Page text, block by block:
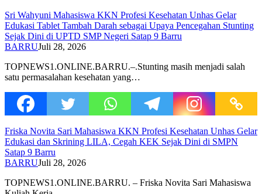
Sri Wahyuni Mahasiswa KKN Profesi Kesehatan Unhas Gelar
Edukasi Tablet Tambah Darah sebagai Upaya Pencegahan Stunting
Sejak Dini di UPTD SMP Negeri Satap 9 Barru
BARRUJuli 28, 2026
TOPNEWS1.ONLINE.BARRU.–.Stunting masih menjadi salah
satu permasalahan kesehatan yang…
Friska Novita Sari Mahasiswa KKN Profesi Kesehatan Unhas Gelar
Edukasi dan Skrining LILA, Cegah KEK Sejak Dini di SMPN
Satap 9 Barru
BARRUJuli 28, 2026
TOPNEWS1.ONLINE.BARRU. – Friska Novita Sari Mahasiswa